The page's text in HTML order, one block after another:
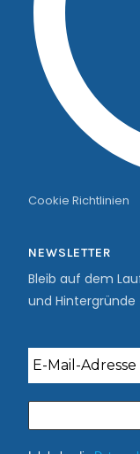
Cookie Richtlinien
NEWSLETTER
Bleib auf dem
und